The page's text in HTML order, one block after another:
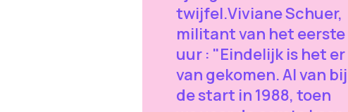
twijfel.Viviane Schuer,
militant van het eerste
uur : "Eindelijk is het er
van gekomen. Al van bij
de start in 1988, toen